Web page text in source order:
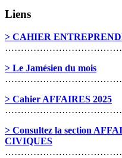
Liens
> CAHIER
> Le Jamésien du mois
> Cahier AFFAIRES 2025
> Consultez la section
CIVIQUES